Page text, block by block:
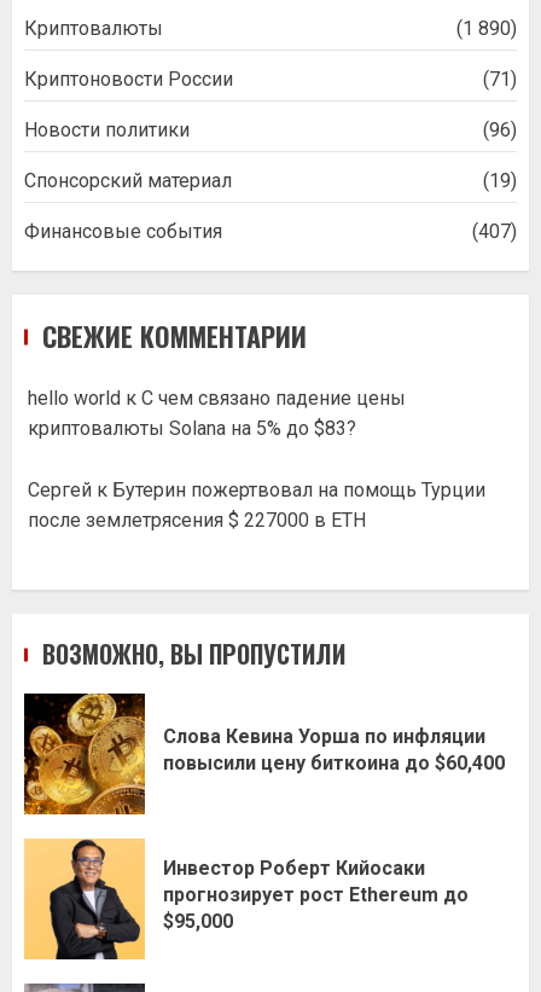
Криптовалюты (1 890)
Криптоновости России (71)
Новости политики (96)
Спонсорский материал (19)
Финансовые события (407)
СВЕЖИЕ КОММЕНТАРИИ
hello world к С чем связано падение цены
криптовалюты Solana на 5% до $83?
Сергей к Бутерин пожертвовал на помощь Турции
после землетрясения $ 227000 в ETH
ВОЗМОЖНО, ВЫ ПРОПУСТИЛИ
Слова Кевина Уорша по инфляции
повысили цену биткоина до $60,400
Инвестор Роберт Кийосаки
прогнозирует рост Ethereum до
$95,000